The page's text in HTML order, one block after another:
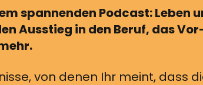
spannenden Podcast: Leben
Ausstieg in den Beruf, das
von denen Ihr meint, dass